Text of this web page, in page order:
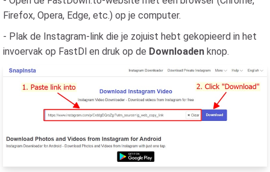
Firefox, Opera, Edge, etc.) op je computer.
- Plak de Instagram-link die je zojuist hebt gekopieerd in het
invoervak op FastDl en druk op de Downloaden knop.